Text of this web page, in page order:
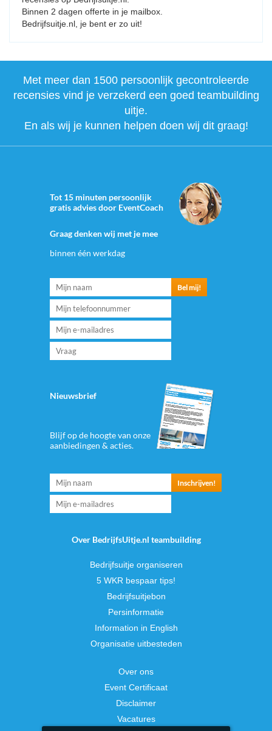
Binnen 2 dagen offerte in je mailbox.
Bedrijfsuitje.nl, je bent er zo uit!
Met meer dan 1500 persoonlijk gecontroleerde
recensies vind je verzekerd een goed teambuilding
uitje.
En als wij je kunnen helpen doen wij dit graag!
Tot 15 minuten persoonlijk
gratis advies door EventCoach
Graag denken wij met je mee
binnen één werkdag
Nieuwsbrief
Blijf op de hoogte van onze
aanbiedingen & acties.
Over BedrijfsUitje.nl teambuilding
Bedrijfsuitje organiseren
5 WKR bespaar tips!
Bedrijfsuitjebon
Persinformatie
Information in English
Organisatie uitbesteden
Over ons
Event Certificaat
Disclaimer
Vacatures